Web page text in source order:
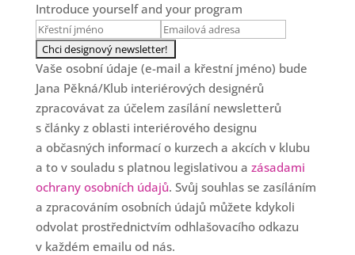
Introduce yourself and your program
Vaše osobní údaje (e-mail a křestní jméno) bude
Jana Pěkná/Klub interiérových designérů
zpracovávat za účelem zasílání newsletterů
s články z oblasti interiérového designu
a občasných informací o kurzech a akcích v klubu
a to v souladu s platnou legislativou a zásadami
ochrany osobních údajů. Svůj souhlas se zasíláním
a zpracováním osobních údajů můžete kdykoli
odvolat prostřednictvím odhlašovacího odkazu
v každém emailu od nás.